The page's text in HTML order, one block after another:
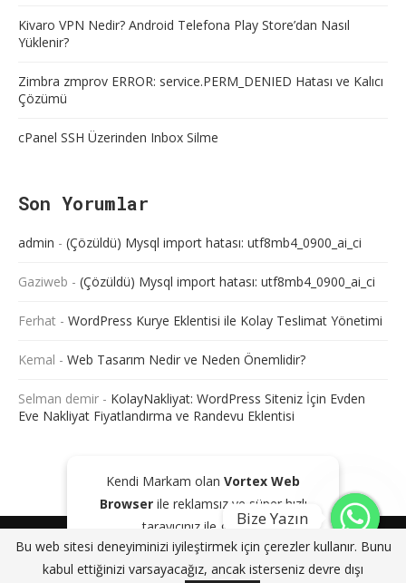
Kendi Markam olan Vortex Web
Browserile reklamsız ve süper hızlı
tarayıcınız ile gezinin!
GOOGLE PLAY'DEN İNDIR KAPAT
Kivaro VPN Nedir? Android Telefona Play Store’dan Nasıl
Yüklenir?
Zimbra zmprov ERROR: service.PERM_DENIED Hatası ve Kalıcı
Çözümü
cPanel SSH Üzerinden Inbox Silme
Son Yorumlar
admin - (Çözüldü) Mysql import hatası: utf8mb4_0900_ai_ci
Gaziweb - (Çözüldü) Mysql import hatası: utf8mb4_0900_ai_ci
Ferhat - WordPress Kurye Eklentisi ile Kolay Teslimat Yönetimi
Kemal - Web Tasarım Nedir ve Neden Önemlidir?
Selman demir - KolayNakliyat: WordPress Siteniz İçin Evden
Eve Nakliyat Fiyatlandırma ve Randevu Eklentisi
Bu web sitesi deneyiminizi iyileştirmek için çerezler kullanır. Bunu
kabul ettiğinizi varsayacağız, ancak isterseniz devre dışı
@2024 - Tüm Haklarım Saklıdır. Sitede bulunan içeriklerin bir kısmı veya
tamamı kaynak gösterilse dahi kopyalanması, çoğaltılması ve
dağıtılması yasaktır. Aksi durumda yasal yollar ile işlem başlatacağımızı
Bize Yazın